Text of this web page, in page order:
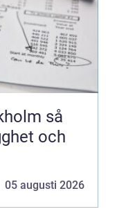
så
och
05 augusti 2026